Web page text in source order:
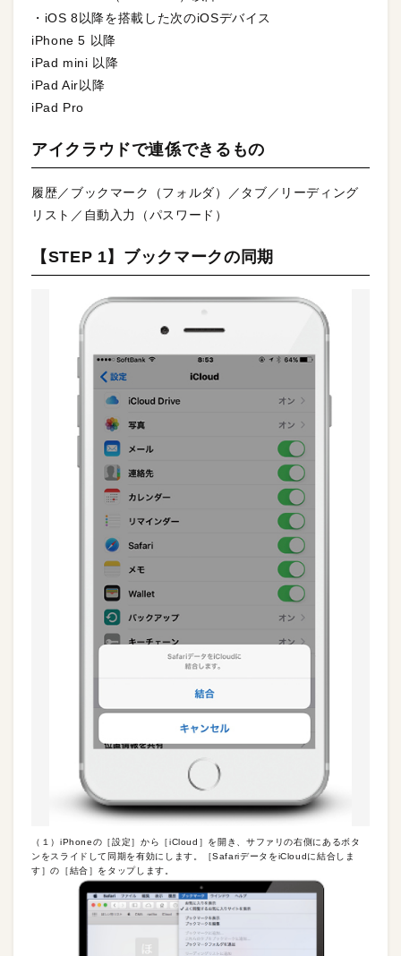
・iOS 8以降を搭載した次のiOSデバイス
iPhone 5 以降
iPad mini 以降
iPad Air以降
iPad Pro
アイクラウドで連係できるもの
履歴／ブックマーク（フォルダ）／タブ／リーディング
リスト／自動入力（パスワード）
【STEP 1】ブックマークの同期
（１）iPhoneの［設定］から［iCloud］を開き、サファリの右側にあるボタ
ンをスライドして同期を有効にします。［SafariデータをiCloudに結合しま
す］の［結合］をタップします。